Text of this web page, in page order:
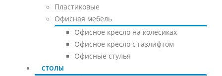
Пластиковые
Офисная мебель
Офисное кресло на колесиках
Офисное кресло с газлифтом
Офисные стулья
СТОЛЫ